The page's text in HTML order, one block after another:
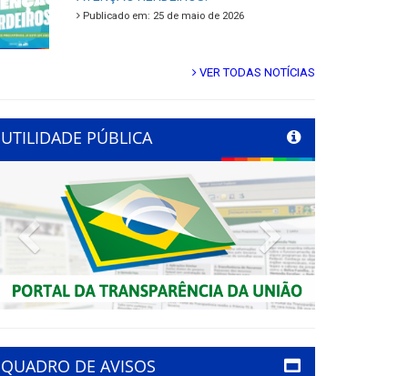
Publicado em: 25 de maio de 2026
VER TODAS NOTÍCIAS
UTILIDADE PÚBLICA
Previous Next
QUADRO DE AVISOS